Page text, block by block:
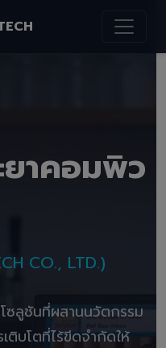
ยาคอมพิว
CO., LTD.)
ซลูชันที่ผสานนวัตกรรม
ติบโตที่ไร้ขีดจำกัดให้